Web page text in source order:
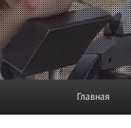
Главная